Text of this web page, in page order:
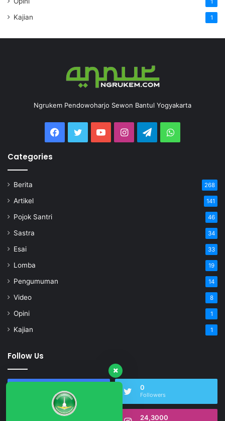
1
Kajian 1
Ngrukem Pendowoharjo Sewon Bantul Yogyakarta
Categories
Berita 268
Artikel 141
Pojok Santri 46
Sastra 34
Esai 33
Lomba 19
Pengumuman 14
Video 8
Opini 1
Kajian 1
Follow Us
0
Followers
24,3000